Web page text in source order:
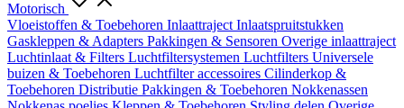
Motorisch
Vloeistoffen & Toebehoren Inlaattraject Inlaatspruitstukken
Gaskleppen & Adapters Pakkingen & Sensoren Overige inlaattraject
Luchtinlaat & Filters Luchtfiltersystemen Luchtfilters Universele
buizen & Toebehoren Luchtfilter accessoires Cilinderkop &
Toebehoren Distributie Pakkingen & Toebehoren Nokkenassen